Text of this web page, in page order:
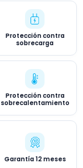
Protección contra
sobrecarga
Protección contra
sobrecalentamiento
Garantía 12 meses